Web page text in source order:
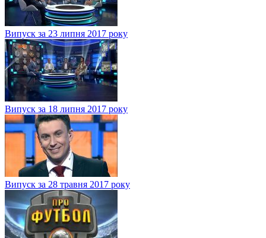
Випуск за 23 липня 2017 року
Випуск за 18 липня 2017 року
Випуск за 28 травня 2017 року